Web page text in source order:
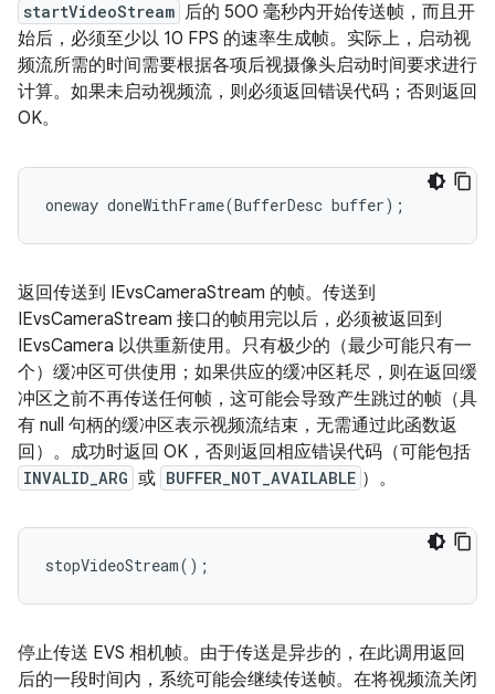
startVideoStream 后的 500 毫秒内开始传送帧，而且开
始后，必须至少以 10 FPS 的速率生成帧。实际上，启动视
频流所需的时间需要根据各项后视摄像头启动时间要求进行
计算。如果未启动视频流，则必须返回错误代码；否则返回
OK。
oneway doneWithFrame(BufferDesc buffer);
返回传送到 IEvsCameraStream 的帧。传送到
IEvsCameraStream 接口的帧用完以后，必须被返回到
IEvsCamera 以供重新使用。只有极少的（最少可能只有一
个）缓冲区可供使用；如果供应的缓冲区耗尽，则在返回缓
冲区之前不再传送任何帧，这可能会导致产生跳过的帧（具
有 null 句柄的缓冲区表示视频流结束，无需通过此函数返
回）。成功时返回 OK，否则返回相应错误代码（可能包括
INVALID_ARG 或 BUFFER_NOT_AVAILABLE ）。
stopVideoStream();
停止传送 EVS 相机帧。由于传送是异步的，在此调用返回
后的一段时间内，系统可能会继续传送帧。在将视频流关闭